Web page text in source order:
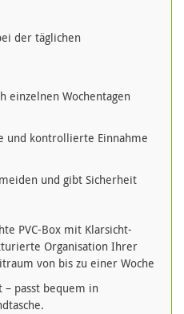
der täglichen
einzelnen Wochentagen
und kontrollierte Einnahme
und gibt Sicherheit
PVC-Box mit Klarsicht-
Organisation Ihrer
von bis zu einer Woche
– passt bequem in